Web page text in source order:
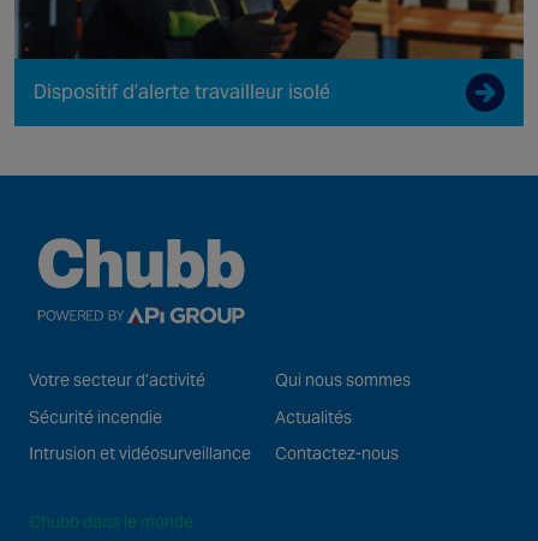
Dispositif d’alerte travailleur isolé
Votre secteur d’activité
Sécurité incendie
Intrusion et vidéosurveillance
Qui nous sommes
Actualités
Contactez-nous
Chubb dans le monde